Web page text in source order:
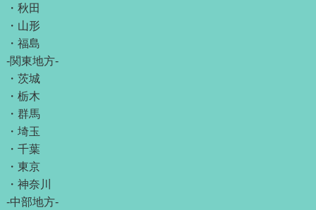
・ 秋田
・ 山形
・ 福島
-関東地方-
・ 茨城
・ 栃木
・ 群馬
・ 埼玉
・ 千葉
・ 東京
・ 神奈川
-中部地方-